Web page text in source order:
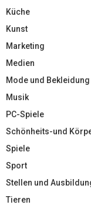
Küche
Kunst
Marketing
Medien
Mode und Bekleidung
Musik
PC-Spiele
Schönheits-und
Spiele
Sport
Stellen und
Tieren